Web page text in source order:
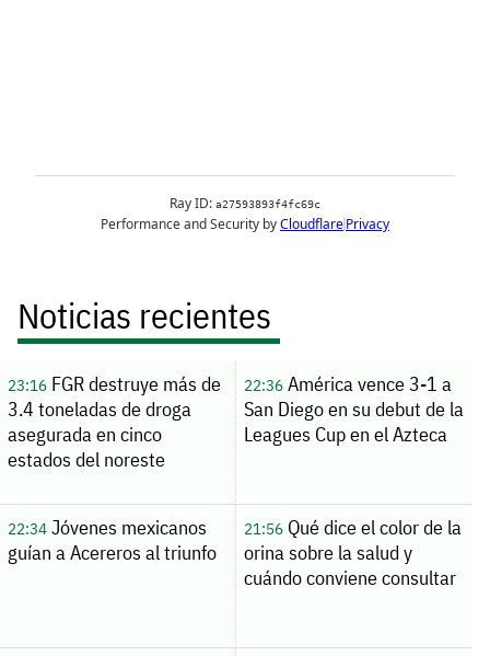
Noticias recientes
23:16FGR destruye más de
3.4 toneladas de droga
asegurada en cinco
estados del noreste
22:36América vence 3-1 a
San Diego en su debut de la
Leagues Cup en el Azteca
22:34Jóvenes mexicanos
guían a Acereros al triunfo
21:56Qué dice el color de la
orina sobre la salud y
cuándo conviene consultar